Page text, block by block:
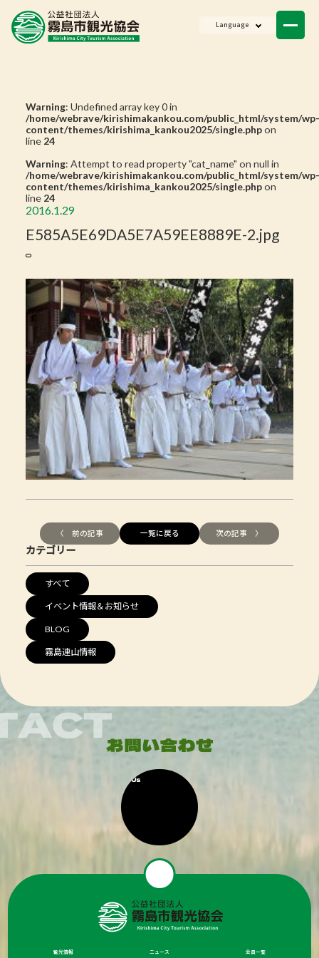
Language
Warning: Undefined array key 0 in
/home/webrave/kirishimakankou.com/public_html/system/wp-
content/themes/kirishima_kankou2025/single.phpon
line 24
Warning: Attempt to read property "cat_name" on null in
/home/webrave/kirishimakankou.com/public_html/system/wp-
content/themes/kirishima_kankou2025/single.phpon
line 24
2016.1.29
E585A5E69DA5E7A59EE8889E-2.jpg
〈 前の記事 一覧に戻る 次の記事 〉
カテゴリー
すべて
イベント情報＆お知らせ
BLOG
霧島連山情報
観光情報 ニュース 会員一覧